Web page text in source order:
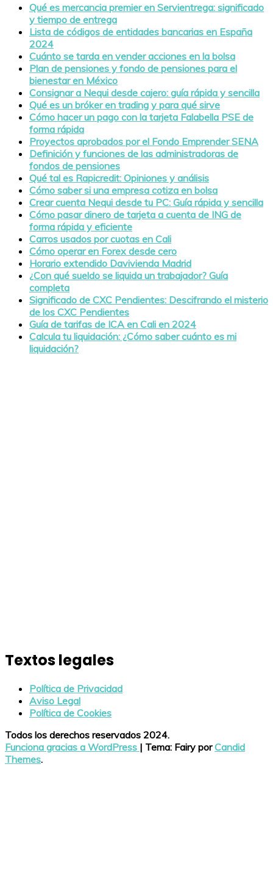
Qué es mercancia premier en Servientrega: significado
y tiempo de entrega
Lista de códigos de entidades bancarias en España
2024
Cuánto se tarda en vender acciones en la bolsa
Plan de pensiones y fondo de pensiones para el
bienestar en México
Consignar a Nequi desde cajero: guía rápida y sencilla
Qué es un bróker en trading y para qué sirve
Cómo hacer un pago con la tarjeta Falabella PSE de
forma rápida
Proyectos aprobados por el Fondo Emprender SENA
Definición y funciones de las administradoras de
fondos de pensiones
Qué tal es Rapicredit: Opiniones y análisis
Cómo saber si una empresa cotiza en bolsa
Crear cuenta Nequi desde tu PC: Guía rápida y sencilla
Cómo pasar dinero de tarjeta a cuenta de ING de
forma rápida y eficiente
Carros usados por cuotas en Cali
Cómo operar en Forex desde cero
Horario extendido Davivienda Madrid
¿Con qué sueldo se liquida un trabajador? Guía
completa
Significado de CXC Pendientes: Descifrando el misterio
de los CXC Pendientes
Guía de tarifas de ICA en Cali en 2024
Calcula tu liquidación: ¿Cómo saber cuánto es mi
liquidación?
Textos legales
Política de Privacidad
Aviso Legal
Política de Cookies
Todos los derechos reservados 2024.
Funciona gracias a WordPress | Tema: Fairy porCandid
Themes.